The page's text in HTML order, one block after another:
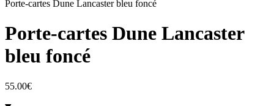
Porte-cartes Dune Lancaster bleu foncé
Porte-cartes Dune Lancaster
bleu foncé
55.00€